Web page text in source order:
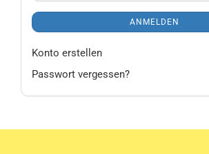
ANMELDEN
Konto erstellen
Passwort vergessen?